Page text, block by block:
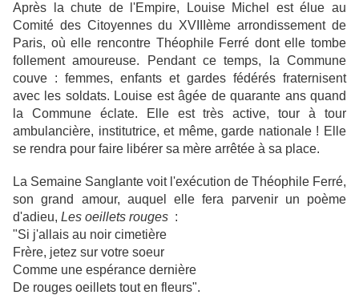
Après la chute de l'Empire, Louise Michel est élue au
Comité des Citoyennes du XVIIIème arrondissement de
Paris, où elle rencontre Théophile Ferré dont elle tombe
follement amoureuse. Pendant ce temps, la Commune
couve : femmes, enfants et gardes fédérés fraternisent
avec les soldats. Louise est âgée de quarante ans quand
la Commune éclate. Elle est très active, tour à tour
ambulancière, institutrice, et même, garde nationale ! Elle
se rendra pour faire libérer sa mère arrêtée à sa place.
La Semaine Sanglante voit l'exécution de Théophile Ferré,
son grand amour, auquel elle fera parvenir un poème
d'adieu, Les oeillets rouges :
"Si j'allais au noir cimetière
Frère, jetez sur votre soeur
Comme une espérance dernière
De rouges oeillets tout en fleurs".